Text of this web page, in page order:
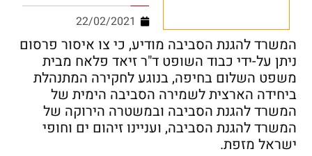
22/02/2021
המשרד להגנת הסביבה מודיע, כי צו איסור פרסום
ניתן על-ידי כבוד השופט ד"ר זיאד פלאח מבית
משפט השלום בחיפה, בנוגע לחקירה המתנהלת
ביחידה הארצית לשמירה הסביבה הימית של
המשרד להגנת הסביבה ובמשטרה הירוקה של
המשרד להגנת הסביבה, ועניינו זיהום ים וחופי
ישראל מזפת.